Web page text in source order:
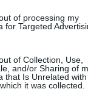
of processing my
for Targeted
of Collection, Use,
and/or Sharing of
that Is Unrelated
it was collected.
ΤΑΙΝΙΕΣ
e-mail σας τα